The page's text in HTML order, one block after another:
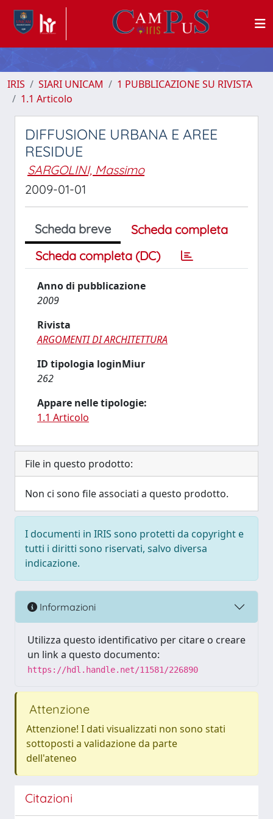
IRIS SIARI UNICAM
1 PUBBLICAZIONE SU RIVISTA
1.1 Articolo
DIFFUSIONE URBANA E AREE
RESIDUE
SARGOLINI, Massimo
2009-01-01
Scheda breve
Scheda completa
Scheda completa (DC)
Anno di pubblicazione
2009
Rivista
ARGOMENTI DI ARCHITETTURA
ID tipologia loginMiur
262
Appare nelle tipologie:
1.1 Articolo
File in questo prodotto:
Non ci sono file associati a questo prodotto.
I documenti in IRIS sono protetti da copyright e
tutti i diritti sono riservati, salvo diversa
indicazione.
Informazioni
Utilizza questo identificativo per citare o creare
un link a questo documento:
https://hdl.handle.net/11581/226890
Attenzione
Attenzione! I dati visualizzati non sono stati
sottoposti a validazione da parte
dell'ateneo
Citazioni